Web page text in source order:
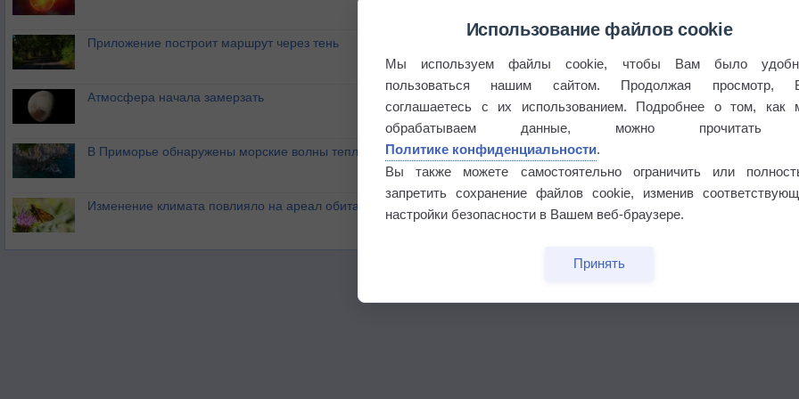
Приложение построит маршрут через тень
Атмосфера начала замерзать
В Приморье обнаружены морские волны тепла
Изменение климата повлияло на ареал обитания бабочек
Использование файлов cookie
Мы используем файлы cookie, чтобы Вам было
пользоваться нашим сайтом. Продолжая просмотр,
соглашаетесь с их использованием. Подробнее о том, как
обрабатываем данные, можно прочитать
Политике конфиденциальности.
Вы также можете самостоятельно ограничить или
запретить сохранение файлов cookie, изменив
настройки безопасности в Вашем веб-браузере.
Принять